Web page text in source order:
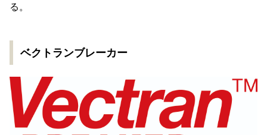
る。
ベクトランブレーカー